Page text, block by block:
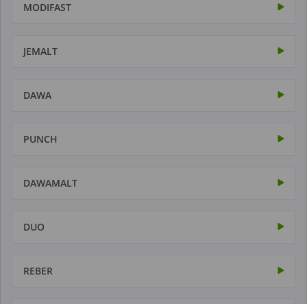
MODIFAST
JEMALT
DAWA
PUNCH
DAWAMALT
DUO
REBER